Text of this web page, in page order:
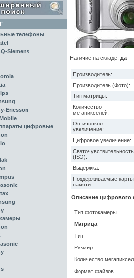
телефоны
Siemens
Ericsson
цифровые
Наличие на складе: да
Производитель:
Производитель (Фото):
Тип матрицы:
Количество
мегапикселей:
Оптическое
увеличение:
Цифровое увеличение:
Светочувствительность
(ISO):
Выдержка:
Поддерживаемые карты
памяти:
Описание цифрового
Тип фотокамеры
Матрица
Тип
Размер
Количество
Формат файлов